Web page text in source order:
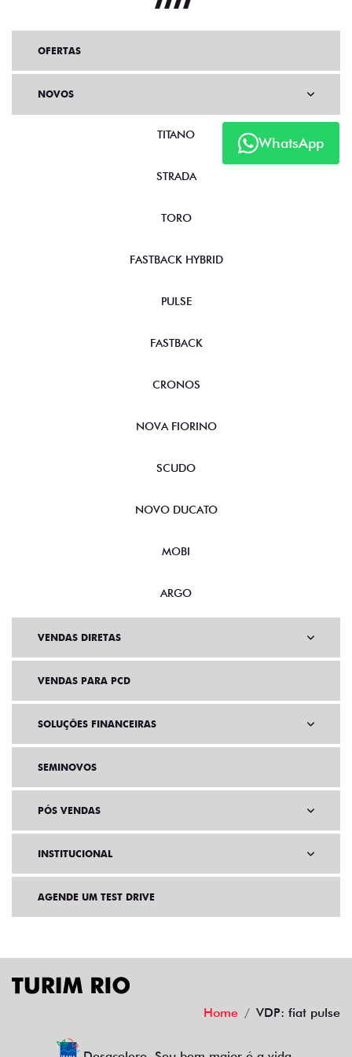
WhatsApp
OFERTAS
NOVOS
TITANO
STRADA
TORO
FASTBACK HYBRID
PULSE
FASTBACK
CRONOS
NOVA FIORINO
SCUDO
NOVO DUCATO
MOBI
ARGO
VENDAS DIRETAS
VENDAS PARA PCD
SOLUÇÕES FINANCEIRAS
SEMINOVOS
PÓS VENDAS
INSTITUCIONAL
AGENDE UM TEST DRIVE
Home VDP: fiat pulse